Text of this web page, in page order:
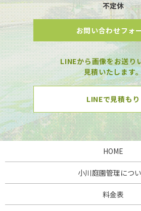
不定休
お問い合わせフォ
LINEから画像をお送り
見積いたします
LINEで見積もり
HOME
小川庭園管理につ
料金表